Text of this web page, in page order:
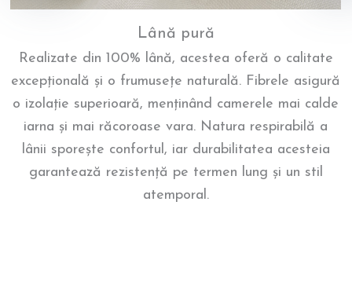
Lână pură
Realizate din 100% lână, acestea oferă o calitate
excepțională și o frumusețe naturală. Fibrele asigură
o izolație superioară, menținând camerele mai calde
iarna și mai răcoroase vara. Natura respirabilă a
lânii sporește confortul, iar durabilitatea acesteia
garantează rezistență pe termen lung și un stil
atemporal.